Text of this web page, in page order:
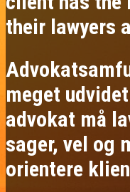
their lawyers
meget
advokat må
sager, vel og
orientere